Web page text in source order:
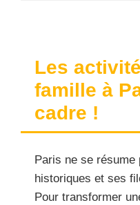
Les
famille à
cadre !
Paris ne se résume
historiques et ses
Pour transformer